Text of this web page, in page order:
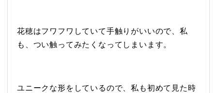
花穂はフワフワしていて手触りがいいので、私
も、つい触ってみたくなってしまいます。
ユニークな形をしているので、私も初めて見た時